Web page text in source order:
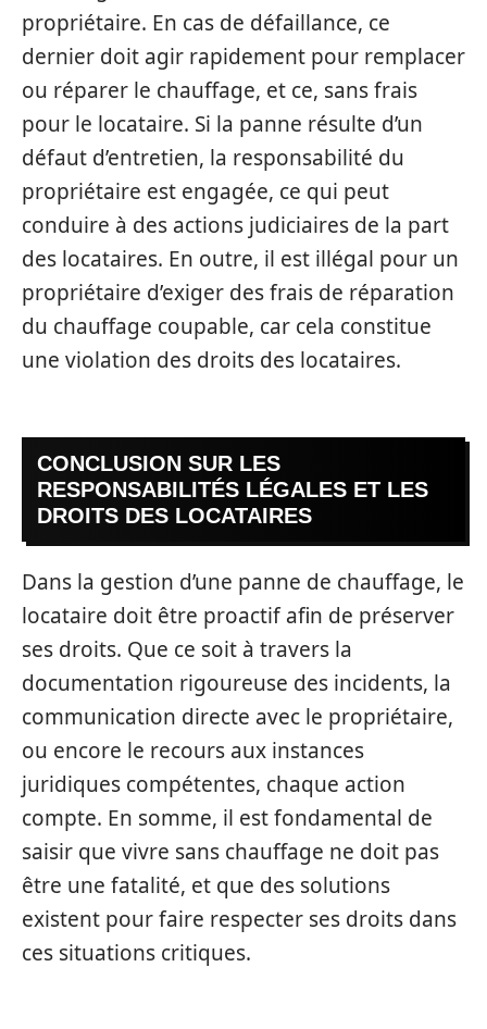
propriétaire. En cas de défaillance, ce
dernier doit agir rapidement pour remplacer
ou réparer le chauffage, et ce, sans frais
pour le locataire. Si la panne résulte d’un
défaut d’entretien, la responsabilité du
propriétaire est engagée, ce qui peut
conduire à des actions judiciaires de la part
des locataires. En outre, il est illégal pour un
propriétaire d’exiger des frais de réparation
du chauffage coupable, car cela constitue
une violation des droits des locataires.
CONCLUSION SUR LES
RESPONSABILITÉS LÉGALES ET LES
DROITS DES LOCATAIRES
Dans la gestion d’une panne de chauffage, le
locataire doit être proactif afin de préserver
ses droits. Que ce soit à travers la
documentation rigoureuse des incidents, la
communication directe avec le propriétaire,
ou encore le recours aux instances
juridiques compétentes, chaque action
compte. En somme, il est fondamental de
saisir que vivre sans chauffage ne doit pas
être une fatalité, et que des solutions
existent pour faire respecter ses droits dans
ces situations critiques.